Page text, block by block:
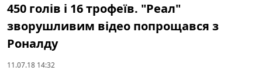
450 голів і 16 трофеїв. "Реал"
зворушливим відео попрощався з
Роналду
11.07.18 14:32